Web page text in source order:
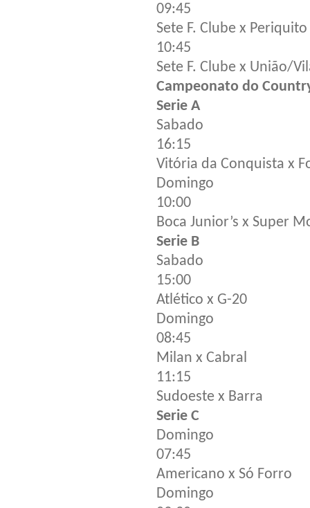
09:45
Sete F. Clube x
10:45
Sete F. Clube x União/
Campeonato do
Serie A
Sabado
16:15
Vitória da Conquista x
Domingo
10:00
Boca Junior’s x Super
Serie B
Sabado
15:00
Atlético x G-20
Domingo
08:45
Milan x Cabral
11:15
Sudoeste x Barra
Serie C
Domingo
07:45
Americano x Só Forro
Domingo